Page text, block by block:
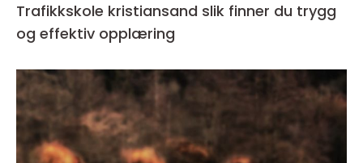
Trafikkskole kristiansand slik finner du trygg
og effektiv opplæring